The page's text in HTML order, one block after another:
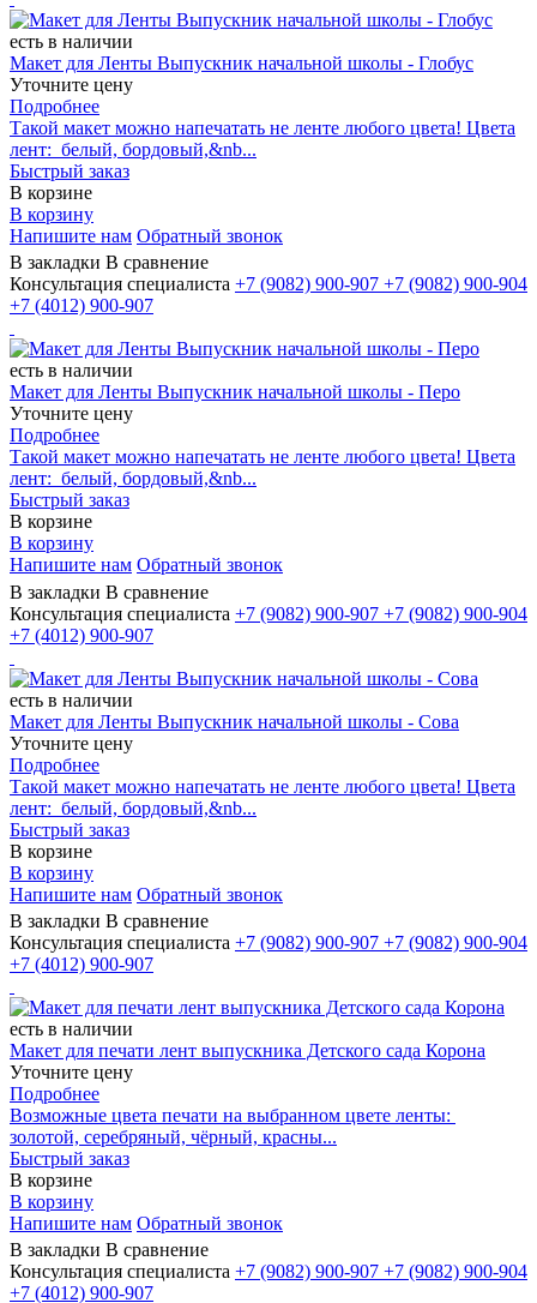
есть в наличии
Макет для Ленты Выпускник начальной школы - Глобус
Уточните цену
Подробнее
Такой макет можно напечатать не ленте любого цвета! Цвета
лент: белый, бордовый,&nb...
Быстрый заказ
В корзине
В корзину
Напишите нам Обратный звонок
В закладки В сравнение
Консультация специалиста +7 (9082) 900-907 +7 (9082) 900-904
+7 (4012) 900-907
есть в наличии
Макет для Ленты Выпускник начальной школы - Перо
Уточните цену
Подробнее
Такой макет можно напечатать не ленте любого цвета! Цвета
лент: белый, бордовый,&nb...
Быстрый заказ
В корзине
В корзину
Напишите нам Обратный звонок
В закладки В сравнение
Консультация специалиста +7 (9082) 900-907 +7 (9082) 900-904
+7 (4012) 900-907
есть в наличии
Макет для Ленты Выпускник начальной школы - Сова
Уточните цену
Подробнее
Такой макет можно напечатать не ленте любого цвета! Цвета
лент: белый, бордовый,&nb...
Быстрый заказ
В корзине
В корзину
Напишите нам Обратный звонок
В закладки В сравнение
Консультация специалиста +7 (9082) 900-907 +7 (9082) 900-904
+7 (4012) 900-907
есть в наличии
Макет для печати лент выпускника Детского сада Корона
Уточните цену
Подробнее
Возможные цвета печати на выбранном цвете ленты:
золотой, серебряный, чёрный, красны...
Быстрый заказ
В корзине
В корзину
Напишите нам Обратный звонок
В закладки В сравнение
Консультация специалиста +7 (9082) 900-907 +7 (9082) 900-904
+7 (4012) 900-907